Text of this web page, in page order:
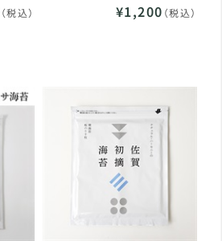
（税込） ¥1,200 （税込）